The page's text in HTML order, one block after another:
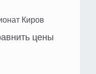
Киров
цены